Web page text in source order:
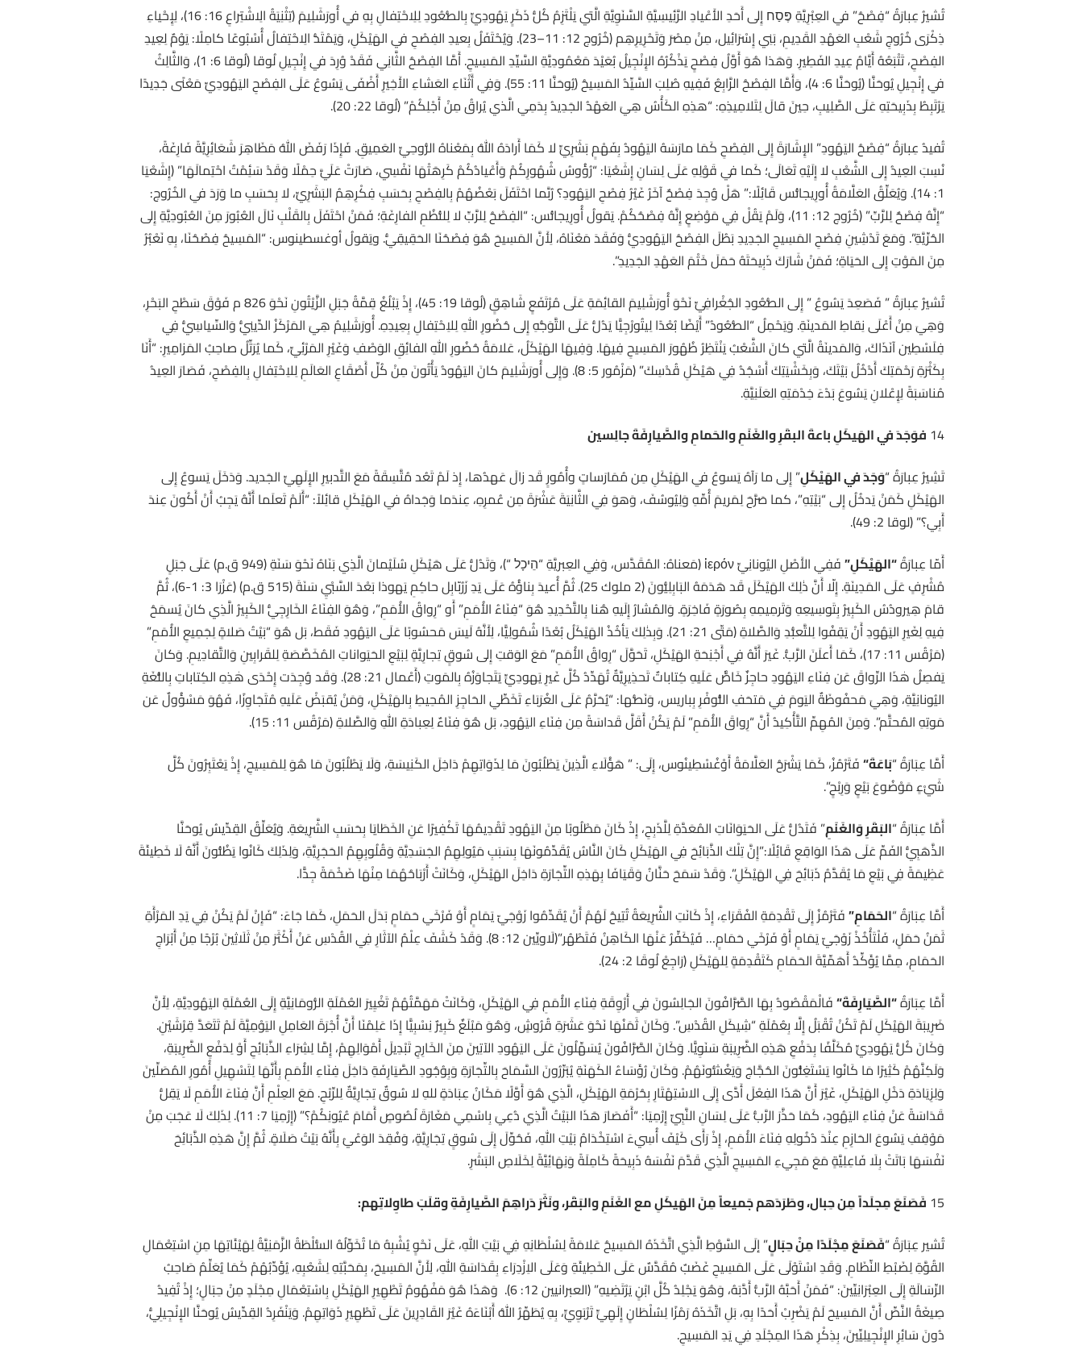
تُشيرُ عِبارَةُ “فِصْحُ” في العِبْرِيَّةِ פֶּסַח إِلى أَحَدِ الأَعْيادِ الرَّئِيسِيَّةِ السَّنَوِيَّةِ الَّتي يَلْتَزِمُ كُلُّ ذَكَرٍ يَهُودِيٍّ بِالصُّعُودِ لِلِاحْتِفالِ بِهِ في أُورَشَلِيمَ (تِثْنِيَةُ الِاشْتِراعِ 16: 16)، لِإِحْياءِ
ذِكْرَى خُرُوجِ شَعْبِ العَهْدِ القَدِيمِ، بَنِي إِسْرَائِيل، مِنْ مِصْرَ وَتَحْرِيرِهِم (خُرُوج 12: 11–23). وَيُحْتَفَلُ بِعيدِ الفِصْحِ في الهَيْكَلِ، وَيَمْتَدُّ الِاحْتِفالُ أُسْبُوعًا كامِلًا: يَوْمٌ لِعِيدِ
الفِصْحِ، تَتْبَعُهُ أَيَّامُ عِيدِ الفَطِيرِ. وَهَذا هُوَ أَوَّلُ فِصْحٍ يَذْكُرُهُ الإِنْجِيلُ بُعَيْدَ مَعْمُودِيَّةِ السَّيِّدِ المَسِيحِ. أَمَّا الفِصْحُ الثَّانِي فَقَدْ وُرِدَ في إِنْجِيلِ لُوقا (لُوقا 6: 1)، وَالثَّالِثُ
في إِنْجِيلِ يُوحَنَّا (يُوحَنَّا 6: 4)، وَأَمَّا الفِصْحُ الرَّابِعُ فَفِيهِ صُلِبَ السَّيِّدُ المَسِيحُ (يُوحَنَّا 11: 55). وَفِي أَثْنَاءِ العَشاءِ الأَخِيرِ أَضْفَى يَسُوعُ عَلَى الفِصْحِ اليَهُودِيِّ مَعْنًى جَدِيدًا
يَرْتَبِطُ بِذَبِيحَتِهِ عَلَى الصَّلِيبِ، حِينَ قالَ لِتَلامِيذِهِ: “هذِهِ الكَأْسُ هِيَ العَهْدُ الجَدِيدُ بِدَمِي الَّذي يُراقُ مِنْ أَجْلِكُمْ” (لُوقا 22: 20).
تُفيدُ عِبارَةُ “فِصْحُ اليَهُودِ” الإِشَارَةَ إِلى الفِصْحِ كَمَا مارَسَهُ اليَهُودُ بِفَهْمٍ بَشَرِيٍّ لا كَمَا أَرادَهُ اللهُ بِمَعْناهُ الرُّوحِيِّ العَمِيقِ. فَإِذَا رَفَضَ اللهُ مَظَاهِرَ شَعَائِرِيَّةً فَارِغَةً،
نُسِبَ العِيدُ إِلى الشَّعْبِ لا إِلَيْهِ تَعَالَى؛ كَما في قَوْلِهِ عَلَى لِسَانِ إِشَعْيَا: “رُؤُوسُ شُهُورِكُمْ وَأَعْيادُكُمْ كَرِهَتْهَا نَفْسِي، صَارَتْ عَلَيَّ حِمْلًا وَقَدْ سَئِمْتُ احْتِمالَهَا” (إِشَعْيَا
1: 14). وَيُعَلِّقُ العَلَّامَةُ أُورِيجانُّس قَائِلًا:” هَلْ وُجِدَ فِصْحٌ آخَرُ غَيْرُ فِصْحِ اليَهُودِ؟ رُبَّما احْتَفَلَ بَعْضُهُمْ بِالفِصْحِ بِحَسَبِ فِكْرِهِمُ البَشَرِيِّ، لا بِحَسَبِ ما وَرَدَ في الخُرُوج:
“إِنَّهُ فِصْحٌ لِلرَّبِّ” (خُرُوج 12: 11)، وَلَمْ يَقُلْ فِي مَوْضِعٍ إِنَّهُ فِصْحُكُمْ. يَقولُ أُورِيجانُّس: “الفِصْحُ لِلرَّبِّ لا لِلنُّظُمِ الفارِغَةِ؛ فَمَنْ احْتَفَلَ بِالقَلْبِ نَالَ العُبُورَ مِنَ العُبُودِيَّةِ إِلى
الحُرِّيَّةِ”. وَمَعَ تَدْشِينِ فِصْحِ المَسِيحِ الجَدِيدِ بَطُلَ الفِصْحُ اليَهُودِيُّ وَفَقَدَ مَعْنَاهُ، لِأَنَّ المَسِيحَ هُوَ فِصْحُنَا الحَقِيقِيُّ. ويَقولُ أوغسطينوس: “المَسِيحُ فِصْحُنَا، بِهِ نَعْبُرُ
مِنَ المَوْتِ إِلى الحَيَاةِ؛ فَمَنْ شَارَكَ ذَبِيحَتَهُ حَمَلَ خَتْمَ العَهْدِ الجَدِيدِ”.
تُشيرُ عِبارَةُ ” فَصَعِدَ يَسُوعُ ” إِلى الصُّعُودِ الجُغْرافِيِّ نَحْوَ أُورَشَلِيمَ القائِمَةِ عَلَى مُرْتَفَعٍ شَاهِقٍ (لُوقا 19: 45)، إِذْ يَبْلُغُ قِمَّةُ جَبَلِ الزَّيْتُونِ نَحْوَ 826 م فَوْقَ سَطْحِ البَحْرِ،
وَهِيَ مِنْ أَعْلَى نِقاطِ المَدينَةِ. وَيَحْمِلُ “الصُّعُودُ” أَيْضًا بُعْدًا لِيتُورْجِيًّا يَدُلُّ عَلَى التَّوَجُّهِ إِلى حُضُورِ اللهِ لِلاِحْتِفالِ بِعِيدِهِ. أُورَشَلِيمُ هِيَ المَرْكَزُ الدِّينِيُّ وَالسِّياسِيُّ فِي
فِلَسْطِين آنَذَاكَ، وَالمَدينَةُ الَّتي كانَ الشَّعْبُ يَنْتَظِرُ ظُهُورَ المَسِيحِ فِيهَا. وَفِيهَا الهَيْكَلُ، عَلامَةُ حُضُورِ اللهِ الفائِقِ الوَصْفِ وَغَيْرِ المَرْئِيِّ، كَما يُرَتِّلُ صاحِبُ المَزامِيرِ: “أَنَا
بِكَثْرَةِ رَحْمَتِكَ أَدْخُلُ بَيْتَكَ، وَبِخَشْيَتِكَ أَسْجُدُ فِي هَيْكَلِ قُدْسِكَ” (مَزْمُور 5: 8). وَإِلى أُورَشَلِيمَ كانَ اليَهُودُ يَأْتُونَ مِنْ كُلِّ أَصْقَاعِ العَالَمِ لِلاِحْتِفالِ بِالفِصْحِ، فَصَارَ العِيدُ
مُناسَبَةً لِإِعْلانِ يَسُوعَ بَدْءَ خِدْمَتِهِ العَلَنِيَّةِ.
14 فوَجَدَ في الهَيكَلِ باعةَ البقَرِ والغَنَمِ والحَمامِ والصَّيارِفَةَ جالِسين
تَشِيرُ عِبارَةُ “وَجَدَ في الهَيْكَلِ” إِلى ما رَآهُ يَسوعُ في الهَيْكَلِ مِن مُمَارَساتٍ وأُمُورٍ قَد زالَ عَهدُها، إِذ لَمْ تَعُد مُتَّسِقَةً مَعَ التَّدبيرِ الإِلَهِيِّ الجَديد. وَدَخَلَ يَسوعُ إِلى
الهَيْكَلِ كَمَنْ يَدخُلُ إِلى “بَيْتِهِ”، كما صَرَّحَ لِمَريمَ أُمِّهِ وَلِيُوسُفَ، وَهوَ فِي الثَّانِيَةَ عَشْرَةَ مِن عُمرِهِ، عِندَما وَجَداهُ في الهَيْكَلِ قائِلاً: “أَلَمْ تَعلَما أَنَّهُ يَجِبُ أَنْ أَكُونَ عِندَ
أَبِي؟” (لوقا 2: 49).
أَمّا عِبارَةُ“الهَيْكَلِ”
فَفِي الأَصْلِ اليُونانِيِّ ἱερόν (مَعناهُ: المُقَدَّس، وَفِي العِبريَّةِ “הֵיכָל “)، وَتَدُلُّ عَلَى هَيْكَلِ سُلَيْمانَ الَّذِي بَنَاهُ نَحْوَ سَنَةِ (949 ق.م) عَلَى جَبَلٍ
مُشْرِفٍ عَلَى المَدِينَةِ. إِلّا أَنَّ ذٰلِكَ الهَيْكَلَ قَد هَدَمَهُ البَابِلِيُّونَ (2 ملوك 25). ثُمَّ أُعيدَ بِناؤُهُ عَلَى يَدِ زَرُبّابِل حاكِمِ يَهوذا بَعْدَ السَّبْيِ سَنَةَ (515 ق.م) (عَزْرَا 3: 1-6)، ثُمَّ
قامَ هِيرودُسُ الكَبِيرُ بِتَوسِيعِهِ وَتَرمِيمِهِ بِصُورَةٍ فَاخِرَةٍ. وَالمُشارُ إِلَيهِ هُنا بِالتَّحْدِيدِ هُوَ “فِنَاءُ الأُمَمِ” أَو “رِواقُ الأُمَمِ”، وَهُوَ الفِنَاءُ الخَارِجِيُّ الكَبِيرُ الَّذِي كانَ يُسمَحُ
فِيهِ لِغَيرِ اليَهُودِ أَنْ يَقِفُوا لِلتَّعبُّدِ وَالصَّلاةِ (مَتّى 21: 21). وَبِذٰلِكَ يَأخُذُ الهَيْكَلُ بُعْدًا شُمُولِيًّا، لِأَنَّهُ لَيسَ مَحسُوبًا عَلَى اليَهُودِ فَقَط، بَل هُوَ “بَيْتُ صَلاةٍ لِجَمِيعِ الأُمَمِ”
(مَرْقُس 11: 17)، كَمَا أَعلَنَ الرَّبُّ. غَيرَ أَنَّهُ فِي أَجْنِحَةِ الهَيْكَلِ، تَحَوَّلَ “رِواقُ الأُمَمِ” مَعَ الوَقتِ إِلى سُوقٍ تِجارِيَّةٍ لِبَيْعِ الحَيَواناتِ المُخَصَّصَةِ لِلقَرابِينِ وَالتَّقادِيمِ. وَكانَ
يَفصِلُ هٰذَا الرِّواقَ عَن فِنَاءِ اليَهُودِ حاجِزٌ خَاصٌّ عَلَيهِ كِتاباتٌ تَحذِيرِيَّةٌ تُهَدِّدُ كُلَّ غَيرِ يَهودِيٍّ يَتَجاوَزُهُ بِالمَوتِ (أَعْمال 21: 28). وَقَد وُجِدَت إِحْدَى هٰذِهِ الكِتاباتِ بِاللُّغَةِ
اليُونانِيَّةِ، وَهِيَ مَحفُوظَةٌ اليَومَ فِي مَتحَفِ اللُّوفْرِ بِباريس، وَنَصُّها: “يُحَرَّمُ عَلَى الغُرَبَاءِ تَخَطِّي الحَاجِزِ المُحِيطِ بِالهَيْكَلِ، وَمَنْ يُقبَضْ عَلَيهِ مُتَجَاوِزًا، فَهُوَ مَسْؤُولٌ عَن
مَوتِهِ المُحتَّم”. وَمِنَ المُهِمِّ التَّأْكِيدُ أَنَّ “رِواقَ الأُمَمِ” لَمْ يَكُنْ أَقَلَّ قَداسَةً مِن فِنَاءِ اليَهُودِ، بَل هُوَ فِنَاءٌ لِعِبادَةِ اللهِ وَالصَّلاةِ (مَرْقُس 11: 15).
أَمَّا عِبَارَةُ “بَاعَةَ“فَتَرْمُزُ، كَمَا يَشْرَحُ العَلَّامَةُ أَوْغُسْطِينُوس، إِلَى: ” هَؤُلَاءِ الَّذِينَ يَطْلُبُونَ مَا لِذَوَاتِهِمْ دَاخِلَ الكَنِيسَةِ، وَلَا يَطْلُبُونَ مَا هُوَ لِلمَسِيحِ، إِذْ يَعْتَبِرُونَ كُلَّ
شَيْءٍ مَوْضُوعَ بَيْعٍ وَرِبْحٍ”.
أَمَّا عِبَارَةُ “البَقَرِ وَالغَنَمِ” فَتَدُلُّ عَلَى الحَيَوَانَاتِ المُعَدَّةِ لِلَّذَبِحِ، إِذْ كَانَ مَطْلُوبًا مِنَ اليَهُودِ تَقْدِيمُهَا تَكْفِيرًا عَنِ الخَطَايَا بِحَسَبِ الشَّرِيعَةِ. وَيُعَلِّقُ القِدِّيسُ يُوحَنَّا
الذَّهَبِيُّ الفَمِّ عَلَى هَذَا الوَاقِعِ قَائِلًا:”إِنَّ تِلْكَ الذَّبَائِحَ فِي الهَيْكَلِ كَانَ النَّاسُ يُقَدِّمُونَهَا بِسَبَبِ مَيُولِهِمُ الجَسَدِيَّةِ وَقُلُوبِهِمُ الحَجَرِيَّةِ، وَلِذَلِكَ كَانُوا يَظُنُّونَ أَنَّهُ لَا خَطِيئَةَ
عَظِيمَةً فِي بَيْعِ مَا يُقَدَّمُ ذَبَائِحَ فِي الهَيْكَلِ”. وَقَدْ سَمَحَ حَنَّانُ وَقَيَافَا بِهَذِهِ التِّجَارَةِ دَاخِلَ الهَيْكَلِ، وَكَانَتْ أَرْبَاحُهُمَا مِنْهَا ضَخْمَةً جِدًّا.
أَمَّا عِبَارَةُ “الحَمَامِ”فَتَرْمُزُ إِلَى تَقْدِمَةِ الفُقَرَاءِ، إِذْ كَانَتِ الشَّرِيعَةُ تُتِيحُ لَهُمْ أَنْ يُقَدِّمُوا زَوْجَيّ يَمَامٍ أَوْ فَرْخَي حَمَامٍ بَدَلَ الحَمَلِ، كَمَا جَاءَ: “فَإِنْ لَمْ يَكُنْ فِي يَدِ المَرْأَةِ
ثَمَنُ حَمَلٍ، فَلْتَأْخُذْ زَوْجَيّ يَمَامٍ أَوْ فَرْخَي حَمَامٍ… فَيُكَفِّرُ عَنْهَا الكَاهِنُ فَتَطْهُر”(لَاويِّين 12: 8). وَقَدْ كَشَفَ عِلْمُ الآثَارِ فِي القُدْسِ عَنْ أَكْثَرَ مِنْ ثَلَاثِينَ بُرْجًا مِنْ أَبْرَاجِ
الحَمَامِ، مِمَّا يُؤَكِّدُ أَهَمِّيَّةَ الحَمَامِ كَتَقْدِمَةٍ لِلهَيْكَلِ (رَاجِعْ لُوقَا 2: 24).
أَمَّا عِبَارَةُ“الصَّيَارِفَةَ“فَالْمَقْصُودُ بِهَا الصَّرَّافُونَ الجَالِسُونَ فِي أَرْوِقَةِ فِنَاءِ الأُمَمِ فِي الهَيْكَلِ، وَكَانَتْ مَهَمَّتُهُمْ تَغْيِيرَ العُمْلَةِ الرُّومَانِيَّةِ إِلَى العُمْلَةِ اليَهُودِيَّةِ، لِأَنَّ
ضَرِيبَةَ الهَيْكَلِ لَمْ تَكُنْ تُقْبَلُ إِلَّا بِعُمْلَةِ “شِيكَلِ القُدْسِ”. وَكَانَ ثَمَنُهَا نَحْوَ عَشَرَةِ قُرُوشٍ، وَهُوَ مَبْلَغٌ كَبِيرٌ نِسْبِيًّا إِذَا عَلِمْنَا أَنَّ أُجْرَةَ العَامِلِ اليَوْمِيَّةَ لَمْ تَتَعَدَّ قِرْشَيْنِ.
وَكَانَ كُلُّ يَهُودِيٍّ مُكَلَّفًا بِدَفْعِ هَذِهِ الضَّرِيبَةِ سَنَوِيًّا. وَكَانَ الصَّرَّافُونَ يُسَهِّلُونَ عَلَى اليَهُودِ الآتِينَ مِنَ الخَارِجِ تَبْدِيلَ أَمْوَالِهِمْ، إِمَّا لِشِرَاءِ الذَّبَائِحِ أَوْ لِدَفْعِ الضَّرِيبَةِ،
وَلَكِنَّهُمْ كَثِيرًا مَا كَانُوا يَسْتَغِلُّونَ الحُجَّاجَ وَيَغُشُّونَهُمْ. وَكَانَ رُؤَسَاءُ الكَهَنَةِ يُبَرِّرُونَ السَّمَاحَ بِالتِّجَارَةِ وَبِوُجُودِ الصَّيَارِفَةِ دَاخِلَ فِنَاءِ الأُمَمِ بِأَنَّهَا لِتَسْهِيلِ أُمُورِ المُصَلِّينَ
وَلِزِيَادَةِ دَخْلِ الهَيْكَلِ، غَيْرَ أَنَّ هَذَا الفِعْلَ أَدَّى إِلَى الاسْتِهْتَارِ بِحُرْمَةِ الهَيْكَلِ، الَّذِي هُوَ أَوَّلًا مَكَانُ عِبَادَةٍ للهِ لا سُوقٌ تِجَارِيَّةٌ لِلرِّبْحِ. مَعَ العِلْمِ أَنَّ فِنَاءَ الأُمَمِ لَا يَقِلُّ
قَدَاسَةً عَنْ فِنَاءِ اليَهُودِ، كَمَا حَذَّرَ الرَّبُّ عَلَى لِسَانِ النَّبِيِّ إِرْمِيَا: “أَفَصَارَ هَذَا البَيْتُ الَّذِي دُعِيَ بِاسْمِي مَغَارَةَ لُصُوصٍ أَمَامَ عُيُونِكُمْ؟” (إِرْمِيَا 7: 11). لِذَلِكَ لَا عَجَبَ مِنْ
مَوْقِفِ يَسُوعَ الحَازِمِ عِنْدَ دُخُولِهِ فِنَاءَ الأُمَمِ، إِذْ رَأَى كَيْفَ أُسِيءَ اسْتِخْدَامُ بَيْتِ اللهِ، فَحُوِّلَ إِلَى سُوقٍ تِجَارِيَّةٍ، وَفُقِدَ الوَعْيُ بِأَنَّهُ بَيْتُ صَلَاةٍ. ثُمَّ إِنَّ هَذِهِ الذَّبَائِحَ
نَفْسَهَا بَاتَتْ بِلَا فَاعِلِيَّةٍ مَعَ مَجِيءِ المَسِيحِ الَّذِي قَدَّمَ نَفْسَهُ ذَبِيحَةً كَامِلَةً وَنِهَائِيَّةً لِخَلَاصِ البَشَرِ.
15 فَصَنَعَ مِجلَداً مِن حِبال، وطَرَدَهم جَميعاً مِنَ الهَيكَلِ مع الغَنَمِ والبَقَر، ونَثَرَ دَراهِمَ الصَّيارِفَةِ وقلَبَ طاوِلاتِهم:
تُشير عِبَارَةُ “فَصَنَعَ مِجْلَدًا مِنْ حِبَالٍ” إلَى السَّوْطِ الَّذِي اتَّخَذَهُ المَسِيحُ عَلامَةً لِسُلْطَانِهِ فِي بَيْتِ اللهِ، عَلَى نَحْوٍ يُشْبِهُ مَا تُخَوِّلُهُ السُّلْطَةُ الزَّمَنِيَّةُ لِهَيْئَاتِهَا مِنِ اسْتِعْمَالِ
القُوَّةِ لِضَبْطِ النِّظَامِ. وَقَدِ اسْتَوْلَى عَلَى المَسِيحِ غَضَبٌ مُقَدَّسٌ عَلَى الخَطِيئَةِ وَعَلَى الاِزْدِرَاءِ بِقَدَاسَةِ اللهِ، لِأَنَّ المَسِيحَ، بِمَحَبَّتِهِ لِشَعْبِهِ، يُؤَدِّبُهُمْ كَمَا يُعَلِّمُ صَاحِبُ
الرِّسَالَةِ إِلَى العِبْرَانِيِّينَ: “فَمَنْ أَحَبَّهُ الرَّبُّ أَدَّبَهُ، وَهُوَ يَجْلِدُ كُلَّ ابْنٍ يَرْتَضِيهِ” (العبرانيين 12: 6). وَهَذَا هُوَ مَفْهُومُ تَطْهِيرِ الهَيْكَلِ بِاسْتِعْمَالِ مِجْلَدٍ مِنْ حِبَالٍ؛ إِذْ تُفِيدُ
صِيغَةُ النَّصِّ أَنَّ المَسِيحَ لَمْ يَضْرِبْ أَحَدًا بِهِ، بَلِ اتَّخَذَهُ رَمْزًا لِسُلْطَانٍ إِلَهِيٍّ تَرْبَوِيٍّ، بِهِ يُطَهِّرُ اللهُ أَبْنَاءَهُ غَيْرَ القَادِرِينَ عَلَى تَطْهِيرِ ذَوَاتِهِمْ. وَيَنْفَرِدُ القِدِّيسُ يُوحَنَّا الإِنْجِيلِيُّ،
دُونَ سَائِرِ الإِنْجِيلِيِّينَ، بِذِكْرِ هَذَا المِجْلَدِ فِي يَدِ المَسِيحِ.